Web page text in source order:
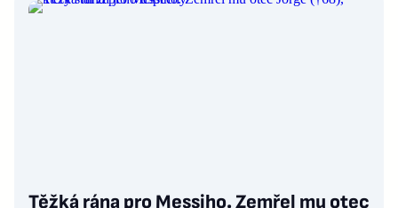
Těžká rána pro Messiho. Zemřel mu otec